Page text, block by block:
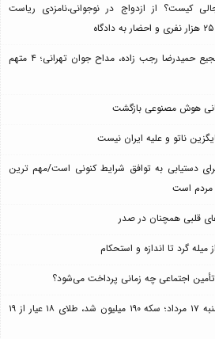
کیست؟ از ازدواج در نوجوانی،نامزدی ریاست
جزئیات تازه از ربایش و قتل فجیع حمیدرضا رجب زاده، مداح جوان تهرانی؛ ۴ متهم
هوش مصنوعی بازگشت
ناتو و علیه ایران نیست
دستیابی به توافق شرایط کنونی است/مهم ترین
مردم است
قلبی همچنان در صدر
گرد تا اندازه و استحکام
اجتماعی چه زمانی پرداخت می‌شود؟
قیمت طلا، سکه و دلار امروز شنبه ۱۷ مرداد؛ سکه ۱۹۰ میلیون شد، طلای ۱۸ عیار از ۱۹